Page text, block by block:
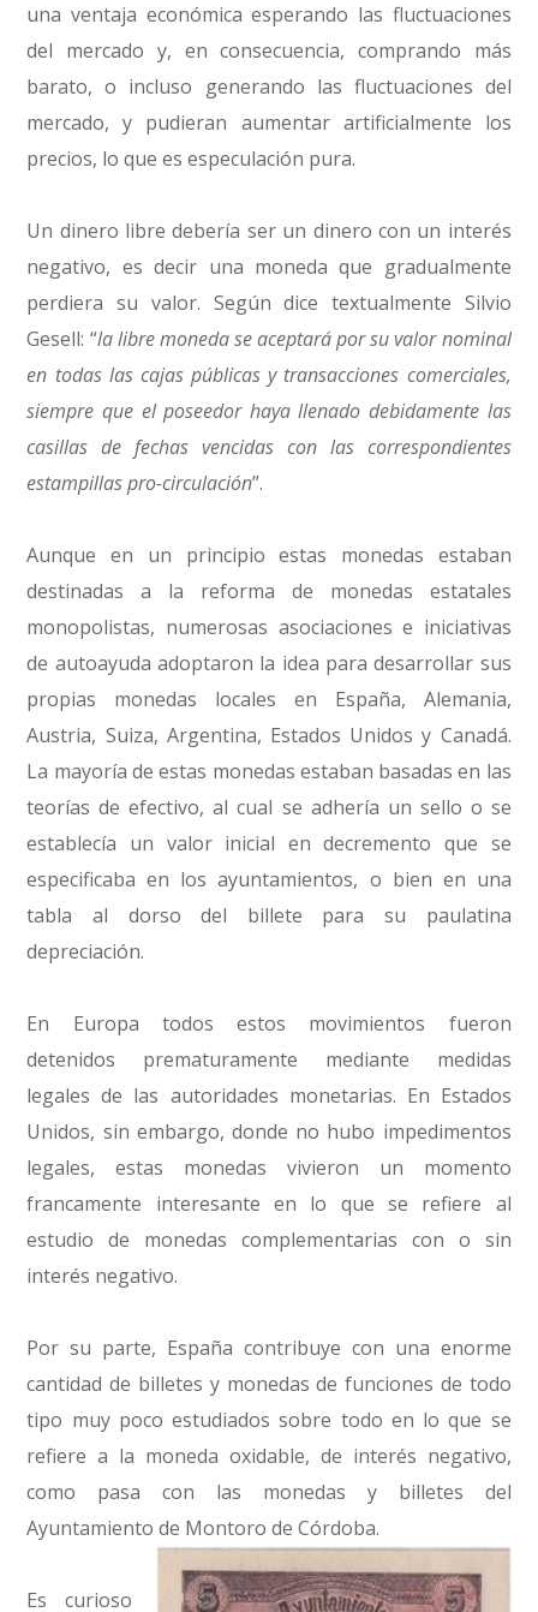
una ventaja económica esperando las fluctuaciones
del mercado y, en consecuencia, comprando más
barato, o incluso generando las fluctuaciones del
mercado, y pudieran aumentar artificialmente los
precios, lo que es especulación pura.
Un dinero libre debería ser un dinero con un interés
negativo, es decir una moneda que gradualmente
perdiera su valor. Según dice textualmente Silvio
Gesell: “la libre moneda se aceptará por su valor nominal
en todas las cajas públicas y transacciones comerciales,
siempre que el poseedor haya llenado debidamente las
casillas de fechas vencidas con las correspondientes
estampillas pro-circulación”.
Aunque en un principio estas monedas estaban
destinadas a la reforma de monedas estatales
monopolistas, numerosas asociaciones e iniciativas
de autoayuda adoptaron la idea para desarrollar sus
propias monedas locales en España, Alemania,
Austria, Suiza, Argentina, Estados Unidos y Canadá.
La mayoría de estas monedas estaban basadas en las
teorías de efectivo, al cual se adhería un sello o se
establecía un valor inicial en decremento que se
especificaba en los ayuntamientos, o bien en una
tabla al dorso del billete para su paulatina
depreciación.
En Europa todos estos movimientos fueron
detenidos prematuramente mediante medidas
legales de las autoridades monetarias. En Estados
Unidos, sin embargo, donde no hubo impedimentos
legales, estas monedas vivieron un momento
francamente interesante en lo que se refiere al
estudio de monedas complementarias con o sin
interés negativo.
Por su parte, España contribuye con una enorme
cantidad de billetes y monedas de funciones de todo
tipo muy poco estudiados sobre todo en lo que se
refiere a la moneda oxidable, de interés negativo,
como pasa con las monedas y billetes del
Ayuntamiento de Montoro de Córdoba.
Es curioso